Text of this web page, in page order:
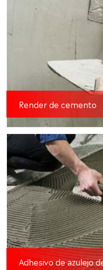
Render de cemento
Adhesivo de azulejo